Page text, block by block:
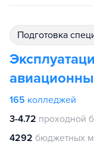
подготовка
165 колледжей
3-4.72 проходной
4292 бюджетных